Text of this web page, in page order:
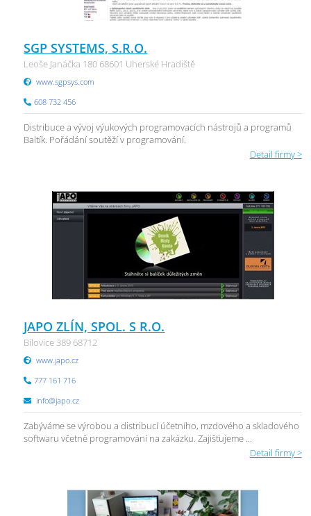
SGP SYSTEMS, S.R.O.
Leoše Janáčka 180 68601 Uherské Hradiště
www.sgpsys.com
608 732 456
Distribuce a vývoj výukových programovacích nástrojů a programů
Baltík. Pořádání soutěží v programování.
Detail firmy >
JAPO ZLÍN, SPOL. S R.O.
Bílovice 389 68712
www.japo.cz
777 161 716
info@japo.cz
Zabýváme se výrobou a distribucí účetního, mzdového a skladového
softwaru včetně programování na zakázku. Zajišťujeme ...
Detail firmy >